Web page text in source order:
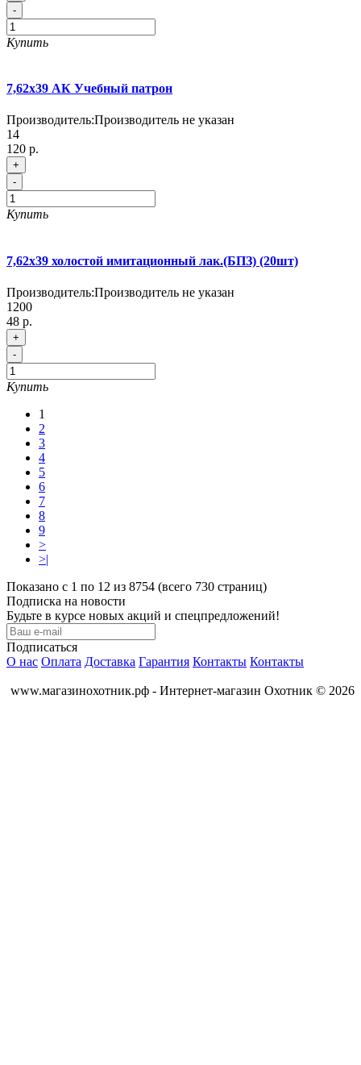
-
Купить
7,62х39 АК Учебный патрон
Производитель:Производитель не указан
14
120 р.
+
-
Купить
7,62х39 холостой имитационный лак.(БПЗ) (20шт)
Производитель:Производитель не указан
1200
48 р.
+
-
Купить
1
2
3
4
5
6
7
8
9
>
>|
Показано с 1 по 12 из 8754 (всего 730 страниц)
Подписка на новости
Будьте в курсе новых акций и спецпредложений!
Подписаться
О нас Оплата Доставка Гарантия Контакты Контакты
www.магазинохотник.рф - Интернет-магазин Охотник © 2026